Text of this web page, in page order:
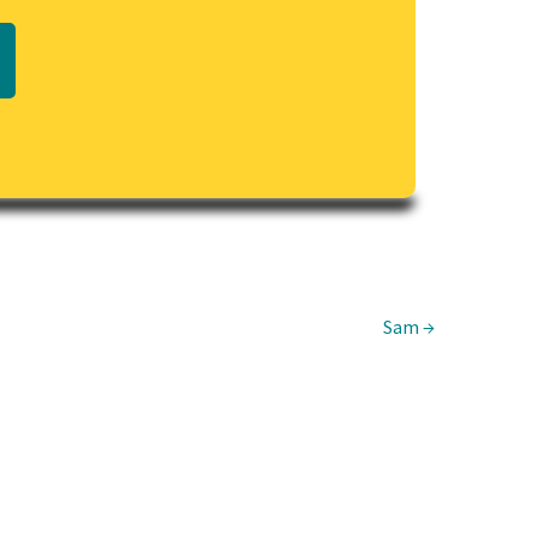
PDF
wrażliwych
Sam →